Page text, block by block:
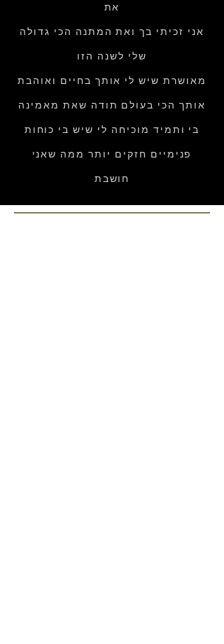
את
אני זכיתי בך ואת המתנה הכי גדולה
שלי לשנה הזו
מאושרת שיש לי אותך בחיים ואוהבת
אותך הכי בעולם תודה שאת מאמינה
בי ותמיד מוכיחה לי שיש בי כוחות
פנימיים חזקים יותר ממה שאני
חושבת